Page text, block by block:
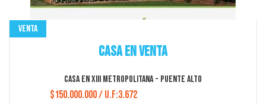
Venta
Departamento en Venta
Departamento en XIII Metropolitana - Ñuñoa
$428.872.500 / U.F:10.500